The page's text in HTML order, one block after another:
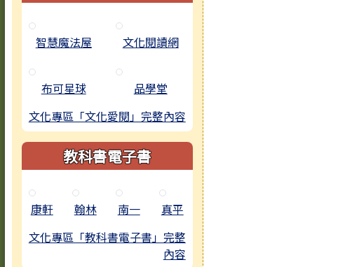
智慧魔法屋 文化閱讀網
布可星球
品學堂
文化專區「文化愛閱」完整內容
教科書電子書
康軒 翰林 南一
真平
文化專區「教科書電子書」完整
內容